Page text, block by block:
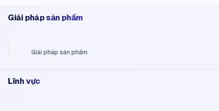
Giải pháp sản phẩm
Giải pháp sản phẩm
Lĩnh vực